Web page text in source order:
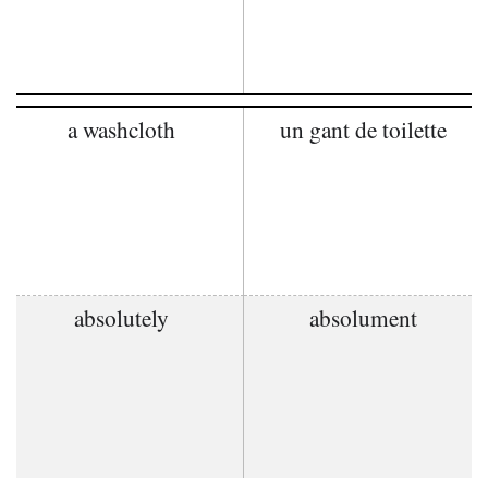
a washcloth un gant de toilette
absolutely absolument